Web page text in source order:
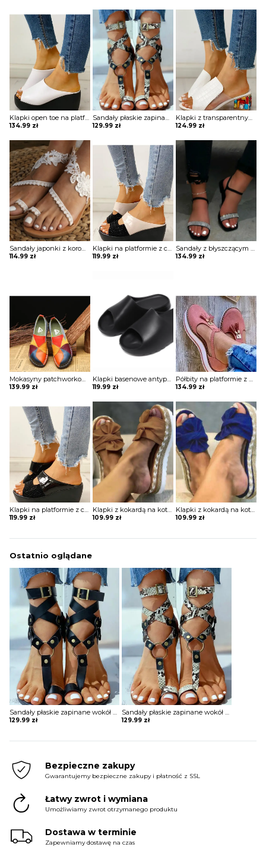
Klapki open toe na platformie
134.99 zł
Sandały płaskie zapinane wokół kostki
129.99 zł
Klapki z transparentnymi wstawkami obcasami wysadzanymi kamieniami
124.99 zł
Sandały japonki z koronką
114.99 zł
Klapki na platformie z cekinami
119.99 zł
Sandały z błyszczącym paskiem
134.99 zł
Mokasyny patchworkowe
139.99 zł
Klapki basenowe antypoślizgowe
119.99 zł
Półbity na platformie z wycięciami i chwostami
134.99 zł
Klapki na platformie z cekinami
119.99 zł
Klapki z kokardą na koturnie
109.99 zł
Klapki z kokardą na koturnie
109.99 zł
Ostatnio oglądane
Sandały płaskie zapinane wokół kostki
129.99 zł
Sandały płaskie zapinane wokół kostki
129.99 zł
Bezpieczne zakupy
Gwarantujemy bezpieczne zakupy i płatność z SSL
Łatwy zwrot i wymiana
Umożliwiamy zwrot otrzymanego produktu
Dostawa w terminie
Zapewniamy dostawę na czas